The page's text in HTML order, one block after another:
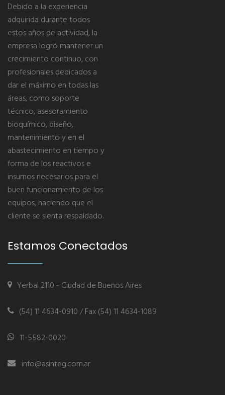
Debido a la experiencia
adquirida durante todos
estos años de actividad, la
empresa logró mantener un
crecimiento continuo, con
profesionales dedicados a
dar el máximo en todas las
áreas, como soporte
técnico, asesoramiento
bioquímico, diseño,
mantenimiento y en el
abastecimiento en tiempo y
forma de los reactivos e
insumos necesarios para el
buen funcionamiento de los
equipos, haciendo que el
cliente se sienta respaldado.
Estamos Conectados
Yerbal 2110 - Ciudad de Buenos Aires
(54) 11 4634-0910 / Fax (54) 11 4634-1089
11-5582-0020
info@asinteg.com.ar